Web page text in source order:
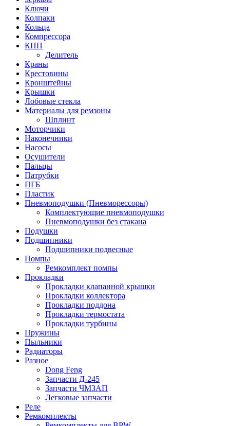
Ключи
Колпаки
Кольца
Компрессора
КПП
Делитель
Краны
Крестовины
Кронштейны
Крышки
Лобовые стекла
Материалы для ремзоны
Шплинт
Моторчики
Наконечники
Насосы
Осушители
Пальцы
Патрубки
ПГБ
Пластик
Пневмоподушки (Пневморессоры)
Комплектующие пневмоподушки
Пневмоподушки без стакана
Подушки
Подшипники
Подшипники подвесные
Помпы
Ремкомплект помпы
Прокладки
Прокладки клапанной крышки
Прокладки коллектора
Прокладки поддона
Прокладки термостата
Прокладки турбины
Пружины
Пыльники
Радиаторы
Разное
Dong Feng
Запчасти Д-245
Запчасти ЧМЗАП
Легковые запчасти
Реле
Ремкомплекты